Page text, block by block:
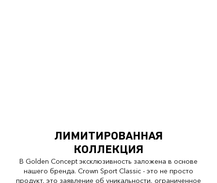
ЛИМИТИРОВАННАЯ
КОЛЛЕКЦИЯ
В Golden Concept эксклюзивность заложена в основе
нашего бренда. Crown Sport Classic - это не просто
продукт, это заявление об уникальности, ограниченное